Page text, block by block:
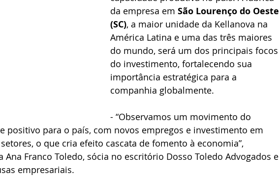
da empresa em São Lourenço do Oeste
(SC), a maior unidade da Kellanova na
América Latina e uma das três maiores
do mundo, será um dos principais focos
do investimento, fortalecendo sua
importância estratégica para a
companhia globalmente.
- “Observamos um movimento do
positivo para o país, com novos empregos e investimento em
o que cria efeito cascata de fomento à economia”,
Ana Franco Toledo, sócia no escritório Dosso Toledo Advogados e
empresariais.